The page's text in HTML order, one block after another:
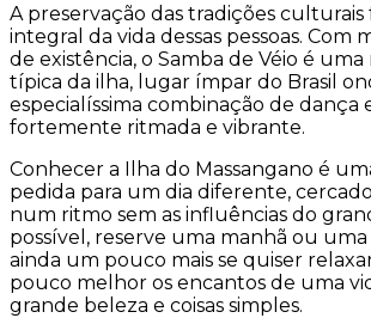
A preservação das tradições culturais
integral da vida dessas pessoas. Com
de existência, o Samba de Véio é
típica da ilha, lugar ímpar do Brasil
especialíssima combinação de dança
fortemente ritmada e vibrante.
Conhecer a Ilha do Massangano é
pedida para um dia diferente,
num ritmo sem as influências do
possível, reserve uma manhã ou
ainda um pouco mais se quiser
pouco melhor os encantos de uma
grande beleza e coisas simples.